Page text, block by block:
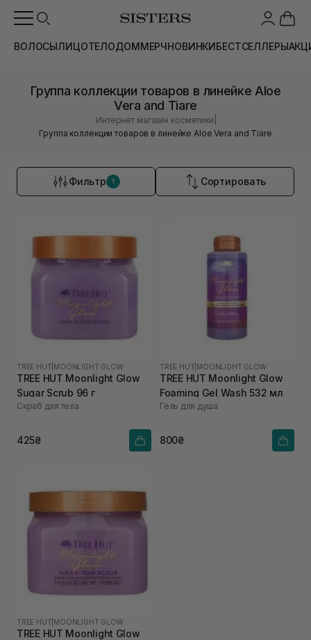
ВОЛОСЫЛИЦОТЕЛОДОММЕРЧНОВИНКИБЕСТСЕЛЛЕРЫ
Группа коллекции товаров в линейке Aloe
Vera and Tiare
Интернет магазин косметики
Группа коллекции товаров в линейке Aloe Vera and Tiare
Фильтр 1 Сортировать
TREE HUT MOONLIGHT GLOW
TREE HUT Moonlight Glow
Sugar Scrub 96 г
Скраб для тела
425₴
TREE HUT MOONLIGHT GLOW
TREE HUT Moonlight Glow
Foaming Gel Wash 532 мл
Гель для душа
800₴
TREE HUT MOONLIGHT GLOW
TREE HUT Moonlight Glow